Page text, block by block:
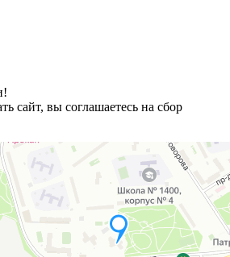
сайт, вы соглашаетесь на сбор